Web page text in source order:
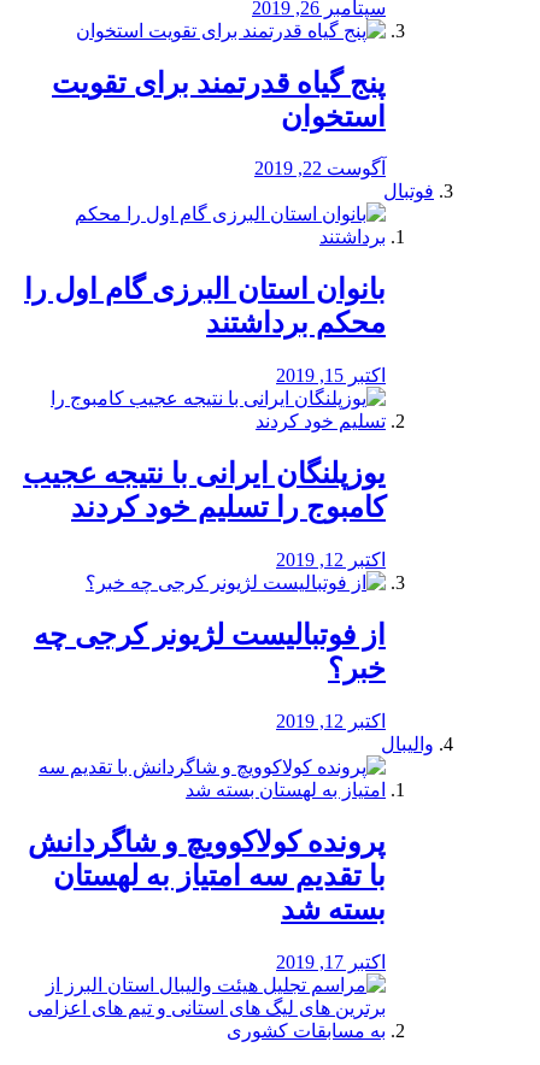
سپتامبر 26, 2019
پنج گیاه قدرتمند برای تقویت
استخوان
آگوست 22, 2019
فوتبال
بانوان استان البرزی گام اول را
محكم برداشتند
اکتبر 15, 2019
یوزپلنگان ایرانی با نتیجه عجیب
کامبوج را تسلیم خود کردند
اکتبر 12, 2019
از فوتبالیست لژیونر کرجی چه
خبر؟
اکتبر 12, 2019
والیبال
پرونده کولاکوویچ و شاگردانش
با تقدیم سه امتیاز به لهستان
بسته شد
اکتبر 17, 2019